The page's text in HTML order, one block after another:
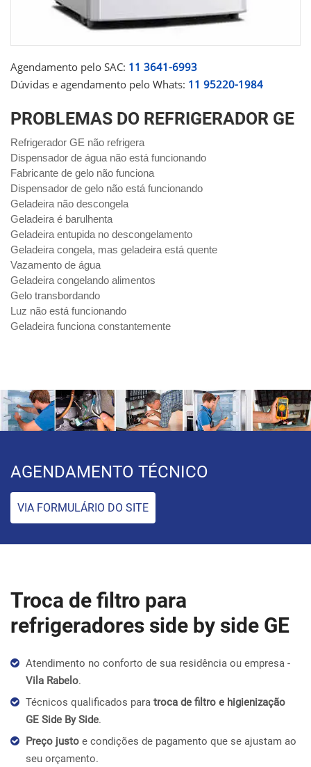
Agendamento pelo SAC: 11 3641-6993
Dúvidas e agendamento pelo Whats: 11 95220-1984
PROBLEMAS DO REFRIGERADOR GE
Refrigerador GE não refrigera
Dispensador de água não está funcionando
Fabricante de gelo não funciona
Dispensador de gelo não está funcionando
Geladeira não descongela
Geladeira é barulhenta
Geladeira entupida no descongelamento
Geladeira congela, mas geladeira está quente
Vazamento de água
Geladeira congelando alimentos
Gelo transbordando
Luz não está funcionando
Geladeira funciona constantemente
AGENDAMENTO TÉCNICO
VIA FORMULÁRIO DO SITE
Troca de filtro para
refrigeradores side by side GE
Atendimento no conforto de sua residência ou empresa -
Vila Rabelo.
Técnicos qualificados para troca de filtro e higienização
GE Side By Side.
Preço justo e condições de pagamento que se ajustam ao
seu orçamento.